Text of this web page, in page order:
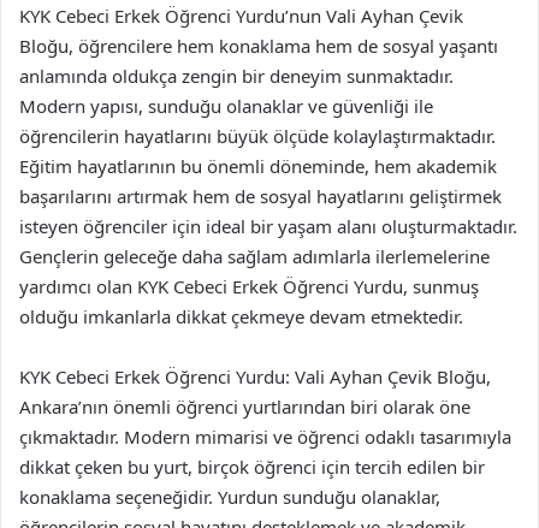
KYK Cebeci Erkek Öğrenci Yurdu’nun Vali Ayhan Çevik
Bloğu, öğrencilere hem konaklama hem de sosyal yaşantı
anlamında oldukça zengin bir deneyim sunmaktadır.
Modern yapısı, sunduğu olanaklar ve güvenliği ile
öğrencilerin hayatlarını büyük ölçüde kolaylaştırmaktadır.
Eğitim hayatlarının bu önemli döneminde, hem akademik
başarılarını artırmak hem de sosyal hayatlarını geliştirmek
isteyen öğrenciler için ideal bir yaşam alanı oluşturmaktadır.
Gençlerin geleceğe daha sağlam adımlarla ilerlemelerine
yardımcı olan KYK Cebeci Erkek Öğrenci Yurdu, sunmuş
olduğu imkanlarla dikkat çekmeye devam etmektedir.
KYK Cebeci Erkek Öğrenci Yurdu: Vali Ayhan Çevik Bloğu,
Ankara’nın önemli öğrenci yurtlarından biri olarak öne
çıkmaktadır. Modern mimarisi ve öğrenci odaklı tasarımıyla
dikkat çeken bu yurt, birçok öğrenci için tercih edilen bir
konaklama seçeneğidir. Yurdun sunduğu olanaklar,